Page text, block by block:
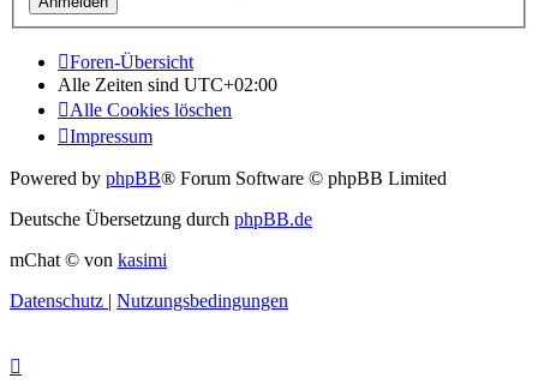
Foren-Übersicht
Alle Zeiten sind UTC+02:00
Alle Cookies löschen
Impressum
Powered by phpBB® Forum Software © phpBB Limited
Deutsche Übersetzung durch phpBB.de
mChat © von kasimi
Datenschutz | Nutzungsbedingungen